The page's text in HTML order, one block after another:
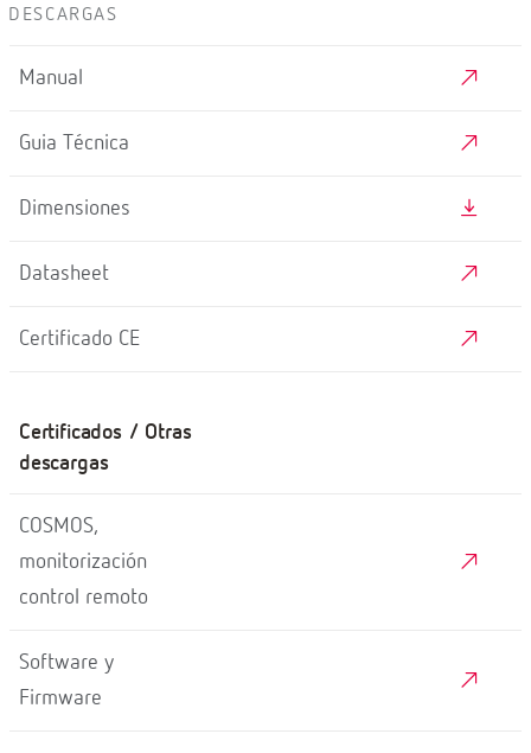
DESCARGAS
Manual
Guia Técnica
Dimensiones
Datasheet
Certificado CE
Certificados / Otras
descargas
COSMOS,
monitorización
control remoto
Software y
Firmware